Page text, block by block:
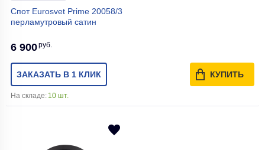
Спот Eurosvet Prime 20058/3
перламутровый сатин
6 900руб.
ЗАКАЗАТЬ В 1 КЛИК КУПИТЬ
На складе: 10 шт.